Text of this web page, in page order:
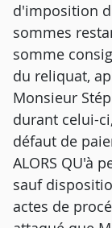
d'imposition
sommes
somme
du reliquat,
Monsieur
durant celui-
défaut de
ALORS QU'à
sauf
actes de